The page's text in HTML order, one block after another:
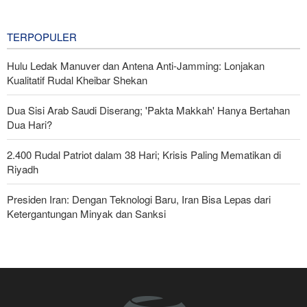
TERPOPULER
Hulu Ledak Manuver dan Antena Anti-Jamming: Lonjakan
Kualitatif Rudal Kheibar Shekan
Dua Sisi Arab Saudi Diserang; 'Pakta Makkah' Hanya Bertahan
Dua Hari?
2.400 Rudal Patriot dalam 38 Hari; Krisis Paling Mematikan di
Riyadh
Presiden Iran: Dengan Teknologi Baru, Iran Bisa Lepas dari
Ketergantungan Minyak dan Sanksi